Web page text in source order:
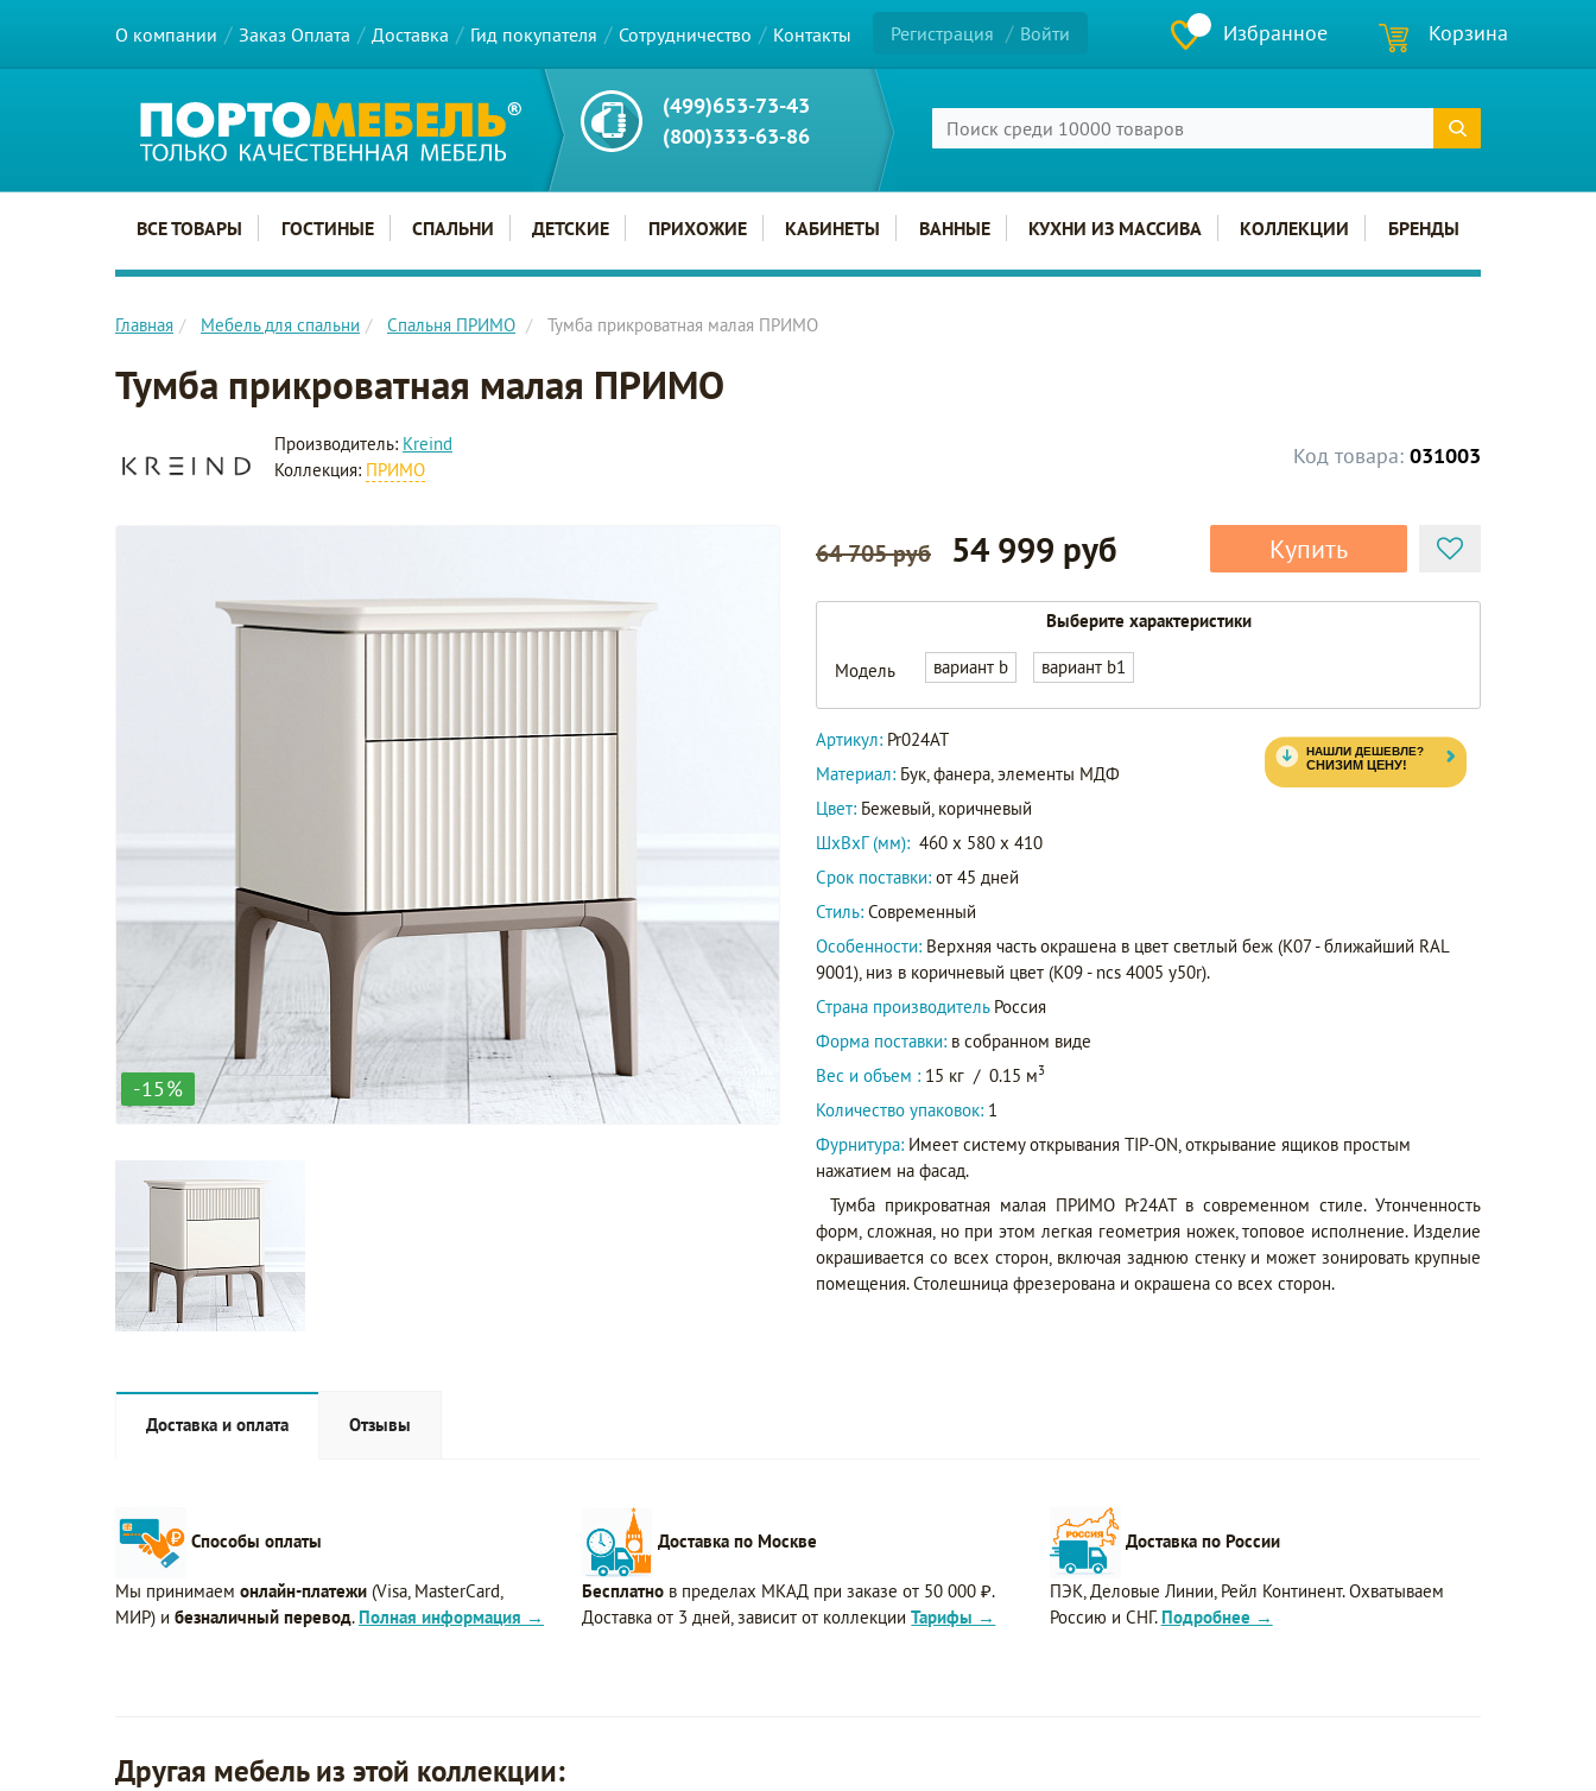
О компании Заказ Оплата Доставка Гид покупателя Сотрудничество Контакты Регистрация Войти Избранное Корзина
(499)653-73-43
(800)333-63-86
Главное меню сайта
ВСЕ ТОВАРЫ ГОСТИНЫЕ СПАЛЬНИ ДЕТСКИЕ ПРИХОЖИЕ КАБИНЕТЫ ВАННЫЕ КУХНИ ИЗ МАССИВА КОЛЛЕКЦИИ БРЕНДЫ
Главная Мебель для спальни Спальня ПРИМО Тумба прикроватная малая ПРИМО
Тумба прикроватная малая ПРИМО
Код товара: 031003
Производитель: Kreind
Коллекция: ПРИМО
-15%
64 705 руб 54 999 руб Купить
Выберите характеристики
Модель вариант b вариант b1
Артикул: Pr024AT
Материал: Бук, фанера, элементы МДФ
Цвет: Бежевый, коричневый
ШxВxГ (мм): 460 x 580 x 410
Срок поставки: от 45 дней
Стиль: Современный
Особенности: Верхняя часть окрашена в цвет светлый беж (K07 - ближайший RAL
9001), низ в коричневый цвет (K09 - ncs 4005 y50r).
Страна производитель Россия
Форма поставки: в собранном виде
Вес и объем : 15 кг / 0.15 м3
Количество упаковок: 1
Фурнитура: Имеет систему открывания TIP-ON, открывание ящиков простым
нажатием на фасад.
Тумба прикроватная малая ПРИМО Pr24AT в современном стиле. Утонченность
форм, сложная, но при этом легкая геометрия ножек, топовое исполнение. Изделие
окрашивается со всех сторон, включая заднюю стенку и может зонировать крупные
помещения. Столешница фрезерована и окрашена со всех сторон.
Доставка и оплата Отзывы
Способы оплаты
Мы принимаем онлайн-платежи (Visa, MasterCard,
МИР) и безналичный перевод. Полная информация →
Доставка по Москве
Бесплатно в пределах МКАД при заказе от 50 000 ₽.
Доставка от 3 дней, зависит от коллекцииТарифы →
Доставка по России
ПЭК, Деловые Линии, Рейл Континент. Охватываем
Россию и СНГ. Подробнее →
Другая мебель из этой коллекции: